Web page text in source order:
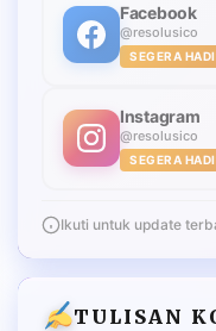
Facebook
@resolusico
SEGERA
Instagram
@resolusico
SEGERA
Ikuti untuk update
TULISAN